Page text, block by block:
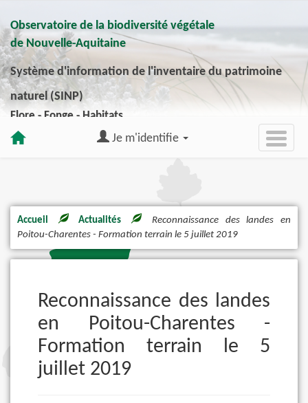
Observatoire de la biodiversité végétale
de Nouvelle-Aquitaine
Système d'information de l'inventaire du patrimoine
naturel (SINP)
Flore - Fonge - Habitats
Je m'identifie
Accueil Actualités
Reconnaissance des landes en
Poitou-Charentes - Formation terrain le 5 juillet 2019
Reconnaissance des landes
en Poitou-Charentes -
Formation terrain le 5
juillet 2019